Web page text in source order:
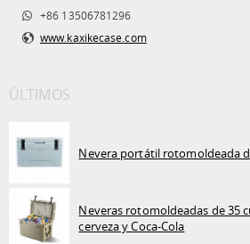
+86 13506781296
www.kaxikecase.com
ÚLTIMOS
Nevera portátil rotomoldeada
Neveras rotomoldeadas de 35
cerveza y Coca-Cola